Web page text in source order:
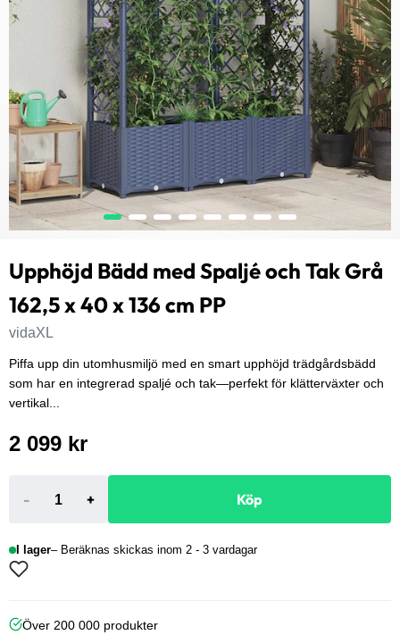
Upphöjd Bädd med Spaljé och Tak Grå
162,5 x 40 x 136 cm PP
vidaXL
Piffa upp din utomhusmiljö med en smart upphöjd trädgårdsbädd
som har en integrerad spaljé och tak—perfekt för klätterväxter och
vertikal...
2 099 kr
- + Köp
I lager Beräknas skickas inom 2 - 3 vardagar
Över 200 000 produkter